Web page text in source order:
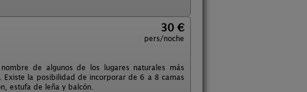
30 €
pers/noche
de algunos de los lugares naturales más
Existe la posibilidad de incorporar de 6 a 8 camas
estufa de leña y balcón.